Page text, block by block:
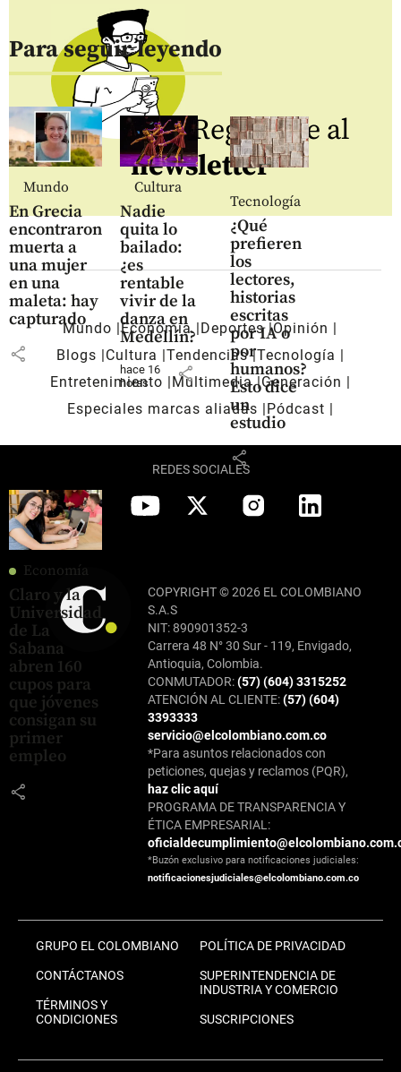
Para seguir leyendo
Mundo
En Grecia
encontraron
muerta a
una mujer
en una
maleta: hay
capturado
share
Cultura
Nadie
quita lo
bailado:
¿es
rentable
vivir de la
danza en
Medellín?
hace 16
horas
share
Tecnología
¿Qué
prefieren
los
lectores,
historias
escritas
por IA o
por
humanos?
Esto dice
un
estudio
share
Economía
Claro y la
Universidad
de La
Sabana
abren 160
cupos para
que jóvenes
consigan su
primer
empleo
share
Regístrate al
newsletter
Mundo Economía Deportes Opinión
Blogs
Cultura Tendencias Tecnología
Entretenimiento
Multimedia Generación
Especiales marcas aliadas
Pódcast
REDES SOCIALES
COPYRIGHT © 2026 EL COLOMBIANO
S.A.S
NIT: 890901352-3
Carrera 48 N° 30 Sur - 119, Envigado,
Antioquia, Colombia.
CONMUTADOR:(57) (604) 3315252
ATENCIÓN AL CLIENTE:(57) (604)
3393333
servicio@elcolombiano.com.co
*Para asuntos relacionados con
peticiones, quejas y reclamos (PQR),
haz clic aquí
PROGRAMA DE TRANSPARENCIA Y
ÉTICA EMPRESARIAL:
*Buzón exclusivo para notificaciones judiciales:
notificacionesjudiciales@elcolombiano.com.co
GRUPO EL COLOMBIANO
CONTÁCTANOS
TÉRMINOS Y
CONDICIONES
POLÍTICA DE PRIVACIDAD
SUPERINTENDENCIA DE
INDUSTRIA Y COMERCIO
SUSCRIPCIONES